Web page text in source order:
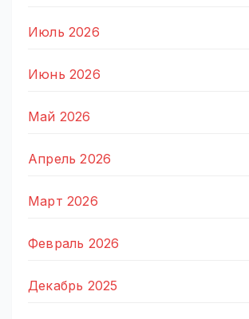
Июль 2026
Июнь 2026
Май 2026
Апрель 2026
Март 2026
Февраль 2026
Декабрь 2025